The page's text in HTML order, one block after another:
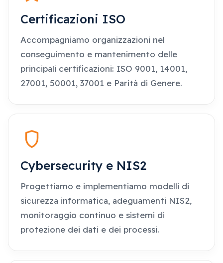
Certificazioni ISO
Accompagniamo organizzazioni nel
conseguimento e mantenimento delle
principali certificazioni: ISO 9001, 14001,
27001, 50001, 37001 e Parità di Genere.
Cybersecurity e NIS2
Progettiamo e implementiamo modelli di
sicurezza informatica, adeguamenti NIS2,
monitoraggio continuo e sistemi di
protezione dei dati e dei processi.